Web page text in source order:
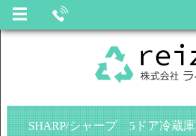
SHARP/シャープ 5ドア冷蔵